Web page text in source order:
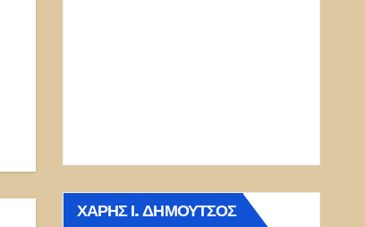
ΧΆΡΗΣ Ι. ΔΗΜΟΎΤΣΟΣ